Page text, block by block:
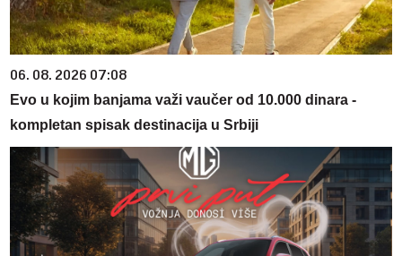
06. 08. 2026 07:08
Evo u kojim banjama važi vaučer od 10.000 dinara -
kompletan spisak destinacija u Srbiji